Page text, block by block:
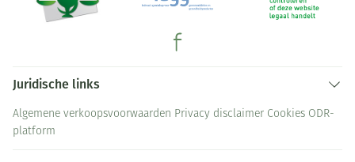
Juridische links
Algemene verkoopsvoorwaarden Privacy disclaimer Cookies ODR-
platform